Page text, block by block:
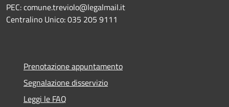
PEC: comune.treviolo@legalmail.it
Centralino Unico:035 205 9111
Prenotazione appuntamento
Segnalazione disservizio
Leggi le FAQ